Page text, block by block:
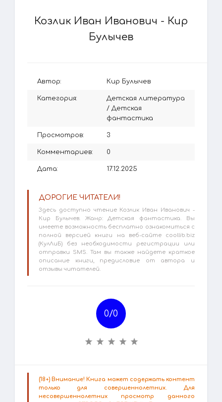
Козлик Иван Иванович - Кир
Булычев
Автор: Кир Булычев
Категория:
Детская литература
/ Детская
фантастика
Просмотров: 3
Комментариев: 0
Дата: 17.12.2025
ДОРОГИЕ ЧИТАТЕЛИ!
Здесь доступно чтение Козлик Иван Иванович -
Кир Булычев. Жанр: Детская фантастика. Вы
имеете возможность бесплатно ознакомиться с
полной версией книги на веб-сайте coollib.biz
(КулЛиБ) без необходимости регистрации или
отправки SMS. Там вы также найдете краткое
описание книги, предисловие от автора и
отзывы читателей.
0/0
(18+) Внимание! Книга может содержать контент
только для совершеннолетних. Для
несовершеннолетних просмотр данного